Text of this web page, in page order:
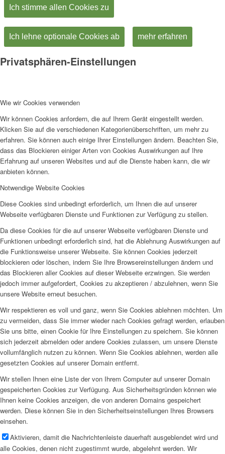
Ich stimme allen Cookies zu
Ich lehne optionale Cookies ab mehr erfahren
Privatsphären-Einstellungen
Wie wir Cookies verwenden
Wir können Cookies anfordern, die auf Ihrem Gerät eingestellt werden.
Klicken Sie auf die verschiedenen Kategorienüberschriften, um mehr zu
erfahren. Sie können auch einige Ihrer Einstellungen ändern. Beachten Sie,
dass das Blockieren einiger Arten von Cookies Auswirkungen auf Ihre
Erfahrung auf unseren Websites und auf die Dienste haben kann, die wir
anbieten können.
Notwendige Website Cookies
Diese Cookies sind unbedingt erforderlich, um Ihnen die auf unserer
Webseite verfügbaren Dienste und Funktionen zur Verfügung zu stellen.
Da diese Cookies für die auf unserer Webseite verfügbaren Dienste und
Funktionen unbedingt erforderlich sind, hat die Ablehnung Auswirkungen auf
die Funktionsweise unserer Webseite. Sie können Cookies jederzeit
blockieren oder löschen, indem Sie Ihre Browsereinstellungen ändern und
das Blockieren aller Cookies auf dieser Webseite erzwingen. Sie werden
jedoch immer aufgefordert, Cookies zu akzeptieren / abzulehnen, wenn Sie
unsere Website erneut besuchen.
Wir respektieren es voll und ganz, wenn Sie Cookies ablehnen möchten. Um
zu vermeiden, dass Sie immer wieder nach Cookies gefragt werden, erlauben
Sie uns bitte, einen Cookie für Ihre Einstellungen zu speichern. Sie können
sich jederzeit abmelden oder andere Cookies zulassen, um unsere Dienste
vollumfänglich nutzen zu können. Wenn Sie Cookies ablehnen, werden alle
gesetzten Cookies auf unserer Domain entfernt.
Wir stellen Ihnen eine Liste der von Ihrem Computer auf unserer Domain
gespeicherten Cookies zur Verfügung. Aus Sicherheitsgründen können wie
Ihnen keine Cookies anzeigen, die von anderen Domains gespeichert
werden. Diese können Sie in den Sicherheitseinstellungen Ihres Browsers
einsehen.
Aktivieren, damit die Nachrichtenleiste dauerhaft ausgeblendet wird und
alle Cookies, denen nicht zugestimmt wurde, abgelehnt werden. Wir